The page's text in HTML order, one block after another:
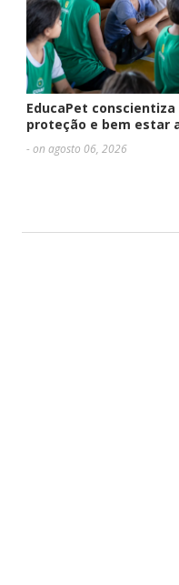
EducaPet
proteção e bem estar
- on agosto 06, 2026